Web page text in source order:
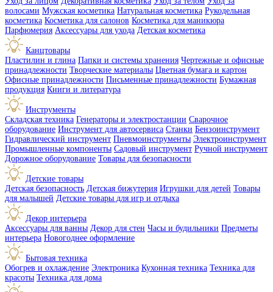
волосами Мужская косметика Натуральная косметика Рукодельная
косметика Косметика для салонов Косметика для маникюра
Парфюмерия Аксессуары для ухода Детская косметика
Канцтовары
Пластилин и глина Папки и системы хранения Чертежные и офисные
принадлежности Творческие материалы Цветная бумага и картон
Офисные принадлежности Письменные принадлежности Бумажная
продукция Книги и литература
Инструменты
Складская техника Генераторы и электростанции Сварочное
оборудование Инструмент для автосервиса Станки Бензоинструмент
Гидравлический инструмент Пневмоинструменты Электроинструмент
Промышленные компоненты Садовый инструмент Ручной инструмент
Дорожное оборудование Товары для безопасности
Детские товары
Детская безопасность Детская бижутерия Игрушки для детей Товары
для малышей Детские товары для игр и отдыха
Декор интерьера
Аксессуары для ванны Декор для стен Часы и будильники Предметы
интерьера Новогоднее оформление
Бытовая техника
Обогрев и охлаждение Электроника Кухонная техника Техника для
красоты Техника для дома